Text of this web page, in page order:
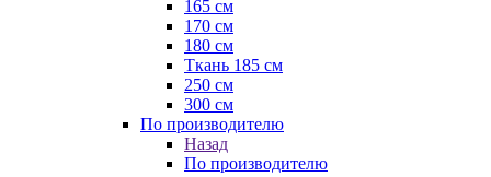
165 см
170 см
180 см
Ткань 185 см
250 см
300 см
По производителю
Назад
По производителю